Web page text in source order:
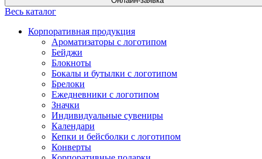
Весь каталог
Корпоративная продукция
Ароматизаторы с логотипом
Бейджи
Блокноты
Бокалы и бутылки с логотипом
Брелоки
Ежедневники с логотипом
Значки
Индивидуальные сувениры
Календари
Кепки и бейсболки с логотипом
Конверты